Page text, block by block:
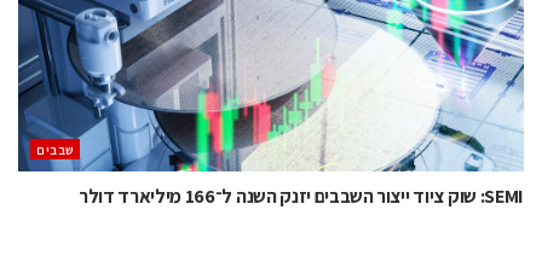
‫שבבים‬
SEMI: שוק ציוד ייצור השבבים יזנק השנה ל־166 מיליארד דולר